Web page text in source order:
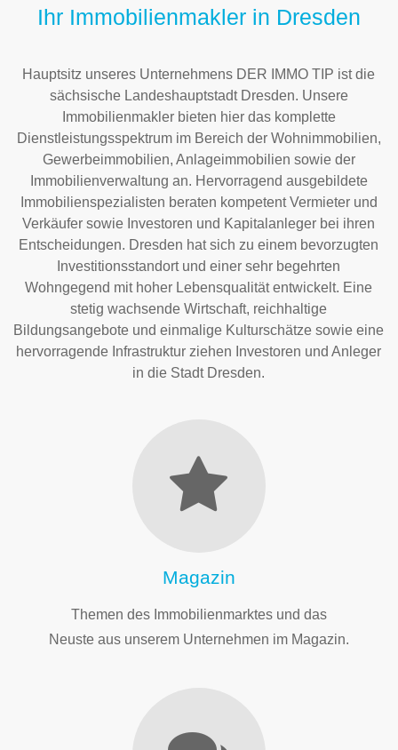
Ihr Immobilienmakler in Dresden
Hauptsitz unseres Unternehmens DER IMMO TIP ist die
sächsische Landeshauptstadt Dresden. Unsere
Immobilienmakler bieten hier das komplette
Dienstleistungsspektrum im Bereich der Wohnimmobilien,
Gewerbeimmobilien, Anlageimmobilien sowie der
Immobilienverwaltung an. Hervorragend ausgebildete
Immobilienspezialisten beraten kompetent Vermieter und
Verkäufer sowie Investoren und Kapitalanleger bei ihren
Entscheidungen. Dresden hat sich zu einem bevorzugten
Investitionsstandort und einer sehr begehrten
Wohngegend mit hoher Lebensqualität entwickelt. Eine
stetig wachsende Wirtschaft, reichhaltige
Bildungsangebote und einmalige Kulturschätze sowie eine
hervorragende Infrastruktur ziehen Investoren und Anleger
in die Stadt Dresden.
Magazin
Themen des Immobilienmarktes und das
Neuste aus unserem Unternehmen im Magazin.